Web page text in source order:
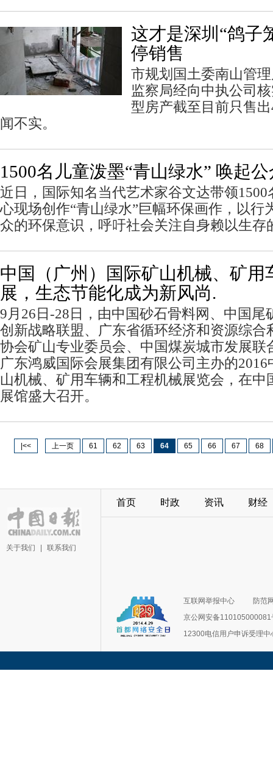
这才是深圳“鸽子
停销售
市规划国土委南山管
监察局经向中执公司
型房产截至目前只售
闻不实。
1500名儿童泼墨“青山绿水” 唤起
近日，国际知名当代艺术家谷文达带领
心现场创作“青山绿水”巨幅环保画作，以行
众的环保意识，呼吁社会关注自身赖以生存
中国（广州）国际矿山机械、矿用
展，生态节能化成为新风尚.
9月26日-28日，由中国砂石骨料网、中国尾
创新战略联盟、广东省循环经济和资源综合
协会矿山专业委员会、中国煤炭城市发展联
广东鸿威国际会展集团有限公司主办的
山机械、矿用车辆和工程机械展览会，在中
展馆盛大召开。
|<< 上一页 61 62 63 64 65 66 67 68
关于我们 联系我们
首页 时政 资讯 财经
互联网举报中心
防范
京公网安备110105000081
12300电信用户申诉受理中